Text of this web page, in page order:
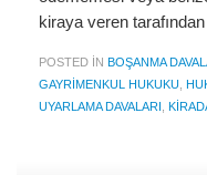
kiraya veren
POSTED IN BOŞANMA
GAYRIMENKUL HUKUKU
UYARLAMA DAVALARI